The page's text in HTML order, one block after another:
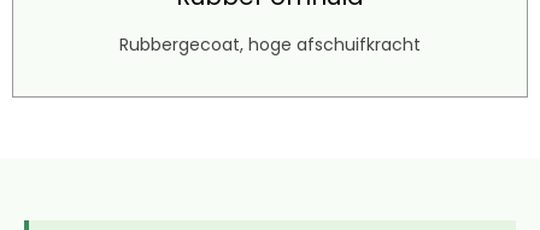
Rubbergecoat, hoge afschuifkracht